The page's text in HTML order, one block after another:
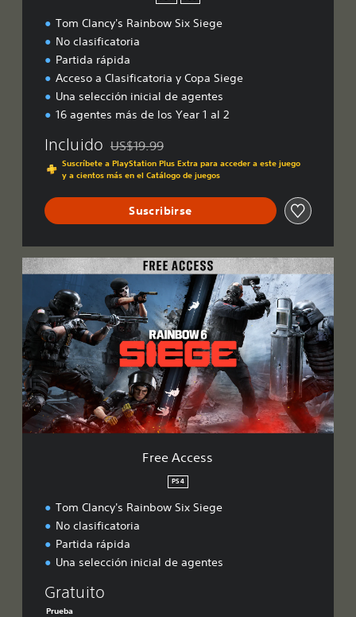
Tom Clancy's Rainbow Six Siege
No clasificatoria
Partida rápida
Acceso a Clasificatoria y Copa Siege
Una selección inicial de agentes
16 agentes más de los Year 1 al 2
Incluido Rebajado del precio original de US$19.99
US$19.99
Suscríbete a PlayStation Plus Extra para acceder a este juego
y a cientos más en el Catálogo de juegos
Suscribirse
F
A
c
c
e
s
s
Free Access
PS4
Tom Clancy's Rainbow Six Siege
No clasificatoria
Partida rápida
Una selección inicial de agentes
Gratuito
Prueba